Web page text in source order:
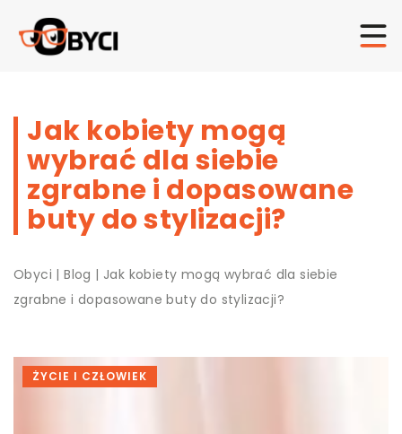
Jak kobiety mogą
wybrać dla siebie
zgrabne i dopasowane
buty do stylizacji?
Obyci |Blog | Jak kobiety mogą wybrać dla siebie
zgrabne i dopasowane buty do stylizacji?
ŻYCIE I CZŁOWIEK